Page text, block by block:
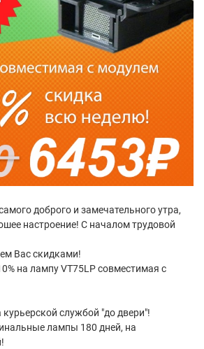
доброго и замечательного утра,
настроение! С началом трудовой
Вас скидками!
на лампу VT75LP совместимая с
службой "до двери"!
лампы 180 дней, на